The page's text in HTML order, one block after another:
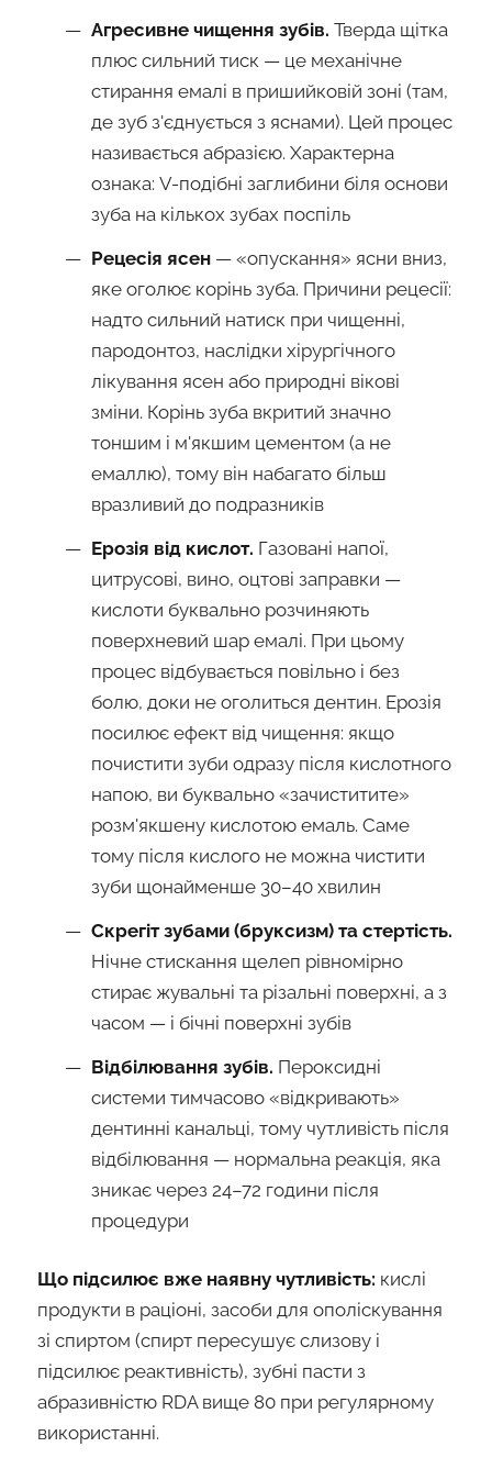
Агресивне чищення зубів. Тверда щітка
плюс сильний тиск — це механічне
стирання емалі в пришийковій зоні (там,
де зуб з'єднується з яснами). Цей процес
називається абразією. Характерна
ознака: V-подібні заглибини біля основи
зуба на кількох зубах поспіль
Рецесія ясен — «опускання» ясни вниз,
яке оголює корінь зуба. Причини рецесії:
надто сильний натиск при чищенні,
пародонтоз, наслідки хірургічного
лікування ясен або природні вікові
зміни. Корінь зуба вкритий значно
тоншим і м'якшим цементом (а не
емаллю), тому він набагато більш
вразливий до подразників
Ерозія від кислот. Газовані напої,
цитрусові, вино, оцтові заправки —
кислоти буквально розчиняють
поверхневий шар емалі. При цьому
процес відбувається повільно і без
болю, доки не оголиться дентин. Ерозія
посилює ефект від чищення: якщо
почистити зуби одразу після кислотного
напою, ви буквально «зачиститите»
розм'якшену кислотою емаль. Саме
тому після кислого не можна чистити
зуби щонайменше 30–40 хвилин
Скрегіт зубами (бруксизм) та стертість.
Нічне стискання щелеп рівномірно
стирає жувальні та різальні поверхні, а з
часом — і бічні поверхні зубів
Відбілювання зубів. Пероксидні
системи тимчасово «відкривають»
дентинні канальці, тому чутливість після
відбілювання — нормальна реакція, яка
зникає через 24–72 години після
процедури
Що підсилює вже наявну чутливість: кислі
продукти в раціоні, засоби для ополіскування
зі спиртом (спирт пересушує слизову і
підсилює реактивність), зубні пасти з
абразивністю RDA вище 80 при регулярному
використанні.